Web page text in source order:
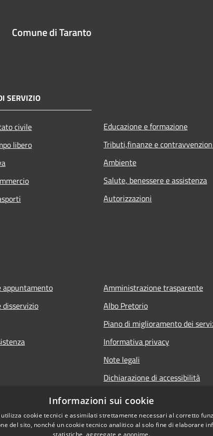
Comune di Taranto
SERVIZIO
civile
libero
Educazione e formazione
Tributi,finanze e
Ambiente
Salute, benessere e assistenza
Autorizzazioni
appuntamento
disservizio
Amministrazione trasparente
Albo Pretorio
Piano di miglioramento dei
Informativa privacy
Note legali
Dichiarazione di accessibilità
Informativa sulla
Informazioni sui cookie
utilizza cookie tecnici e assimilati strettamente necessari al corretto
del sito, nonché un cookie tecnico analitico al solo fine di elaborare
statistiche, aggregate e anonime.